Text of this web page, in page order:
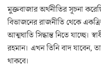
মুক্তবাজার অর্থনীতির সূচনা
বিভাজনের রাজনীতি থেকে
আত্মঘাতি সিদ্ধান্ত নিতে যাচ্ছে।
রহমান। এখন তিনি বাদ যাবেন,
থাকবে।